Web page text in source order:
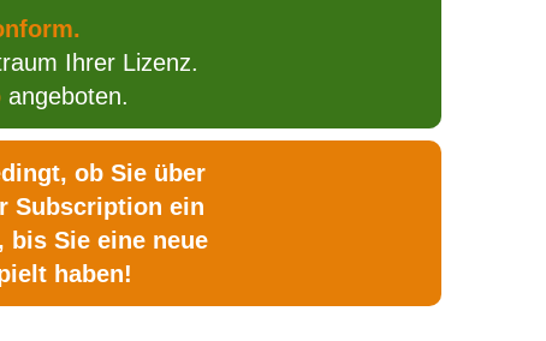
Ihrer Lizenz.
angeboten.
ob Sie über
Subscription ein
bis Sie eine neue
haben!